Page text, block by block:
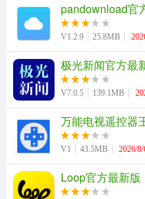
pandownload官
V1.2.9 25.8MB
极光新闻官方最
V7.0.5 139.1MB
万能电视遥控器
V1 43.5MB 2026/
Loop官方最新版